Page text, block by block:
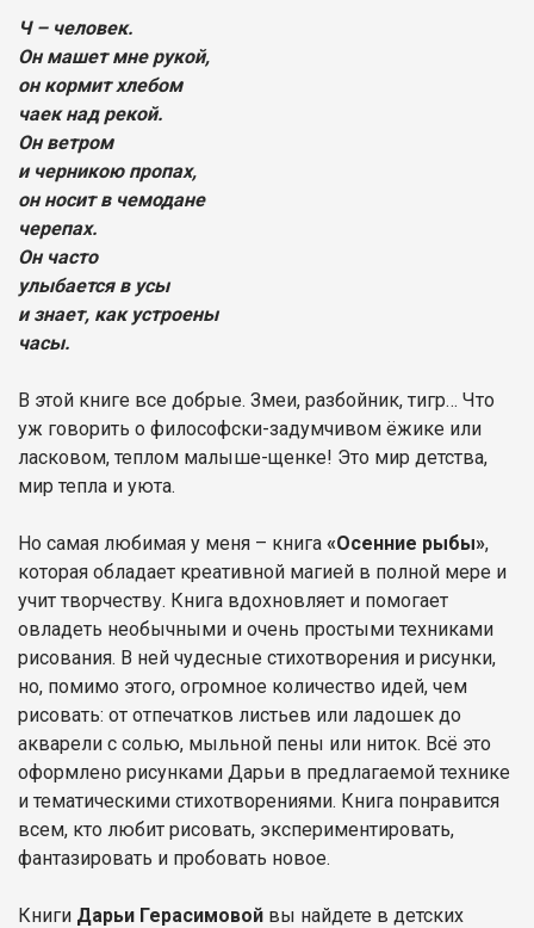
Ч – человек.
Он машет мне рукой,
он кормит хлебом
чаек над рекой.
Он ветром
и черникою пропах,
он носит в чемодане
черепах.
Он часто
улыбается в усы
и знает, как устроены
часы.
В этой книге все добрые. Змеи, разбойник, тигр… Что
уж говорить о философски-задумчивом ёжике или
ласковом, теплом малыше-щенке! Это мир детства,
мир тепла и уюта.
Но самая любимая у меня – книга «Осенние рыбы»,
которая обладает креативной магией в полной мере и
учит творчеству. Книга вдохновляет и помогает
овладеть необычными и очень простыми техниками
рисования. В ней чудесные стихотворения и рисунки,
но, помимо этого, огромное количество идей, чем
рисовать: от отпечатков листьев или ладошек до
акварели с солью, мыльной пены или ниток. Всё это
оформлено рисунками Дарьи в предлагаемой технике
и тематическими стихотворениями. Книга понравится
всем, кто любит рисовать, экспериментировать,
фантазировать и пробовать новое.
Книги Дарьи Герасимовой вы найдете в детских